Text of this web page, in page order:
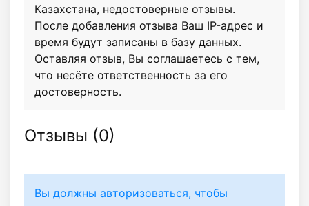
Казахстана, недостоверные отзывы.
После добавления отзыва Ваш IP-адрес и
время будут записаны в базу данных.
Оставляя отзыв, Вы соглашаетесь с тем,
что несёте ответственность за его
достоверность.
Отзывы (0)
Вы должны авторизоваться, чтобы